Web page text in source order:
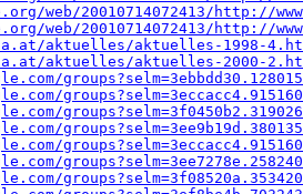
web/20010714072413/http://
web/20010714072413/http://
aktuelles/aktuelles-1998-
aktuelles/aktuelles-2000-